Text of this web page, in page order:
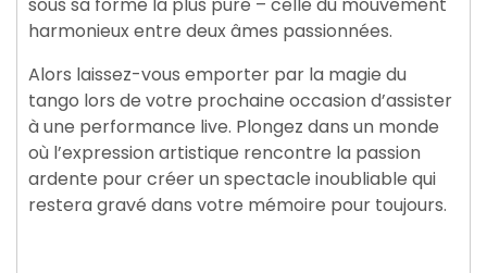
sous sa forme la plus pure – celle du mouvement
harmonieux entre deux âmes passionnées.
Alors laissez-vous emporter par la magie du
tango lors de votre prochaine occasion d’assister
à une performance live. Plongez dans un monde
où l’expression artistique rencontre la passion
ardente pour créer un spectacle inoubliable qui
restera gravé dans votre mémoire pour toujours.